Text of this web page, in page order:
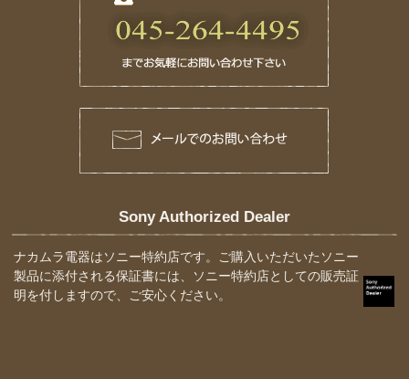
Sony Authorized Dealer
ナカムラ電器はソニー特約店です。ご購入いただいたソニー
製品に添付される保証書には、ソニー特約店としての販売証
明を付しますので、ご安心ください。